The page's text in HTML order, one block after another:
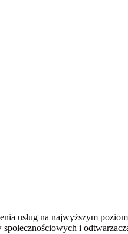
usług na najwyższym
i